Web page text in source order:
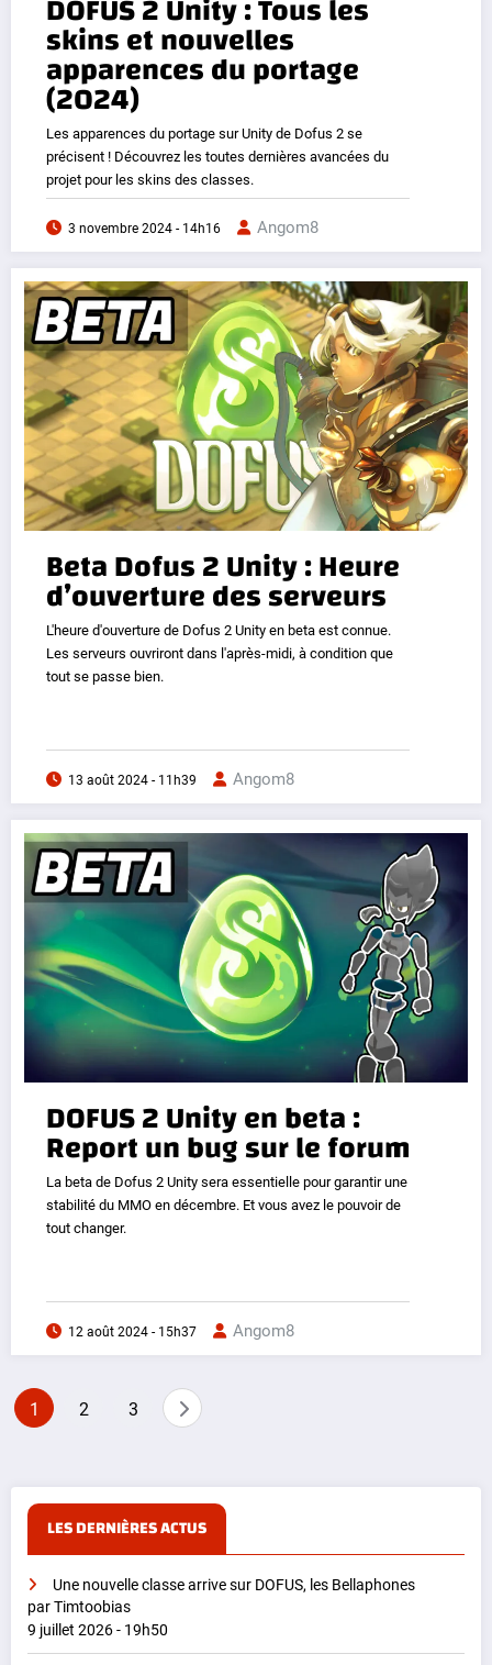
skins et nouvelles
apparences du portage
(2024)
Les apparences du portage sur Unity de Dofus 2 se
précisent ! Découvrez les toutes dernières avancées du
projet pour les skins des classes.
3 novembre 2024 - 14h16 Angom8
Beta Dofus 2 Unity : Heure
d’ouverture des serveurs
L'heure d'ouverture de Dofus 2 Unity en beta est connue.
Les serveurs ouvriront dans l'après-midi, à condition que
tout se passe bien.
13 août 2024 - 11h39 Angom8
DOFUS 2 Unity en beta :
Report un bug sur le forum
La beta de Dofus 2 Unity sera essentielle pour garantir une
stabilité du MMO en décembre. Et vous avez le pouvoir de
tout changer.
12 août 2024 - 15h37 Angom8
Pagination
1 2 3
LES DERNIÈRES ACTUS
Une nouvelle classe arrive sur DOFUS, les Bellaphones
par Timtoobias
9 juillet 2026 - 19h50